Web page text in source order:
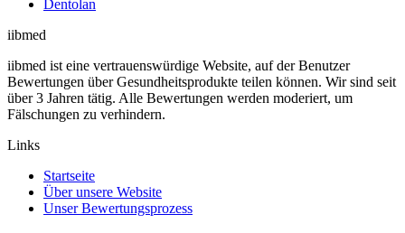
Dentolan
iibmed
iibmed ist eine vertrauenswürdige Website, auf der Benutzer
Bewertungen über Gesundheitsprodukte teilen können. Wir sind seit
über 3 Jahren tätig. Alle Bewertungen werden moderiert, um
Fälschungen zu verhindern.
Links
Startseite
Über unsere Website
Unser Bewertungsprozess